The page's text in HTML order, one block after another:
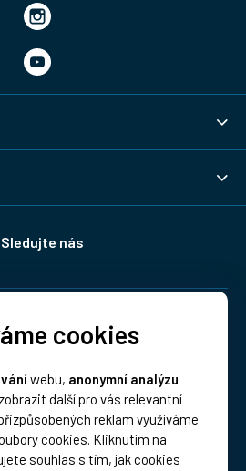
cookies
webu, anonymní analýzu
další pro vás relevantní
reklam využíváme
cookies. Kliknutím na
souhlas s tím, jak cookies
Sledujte nás
Platba: